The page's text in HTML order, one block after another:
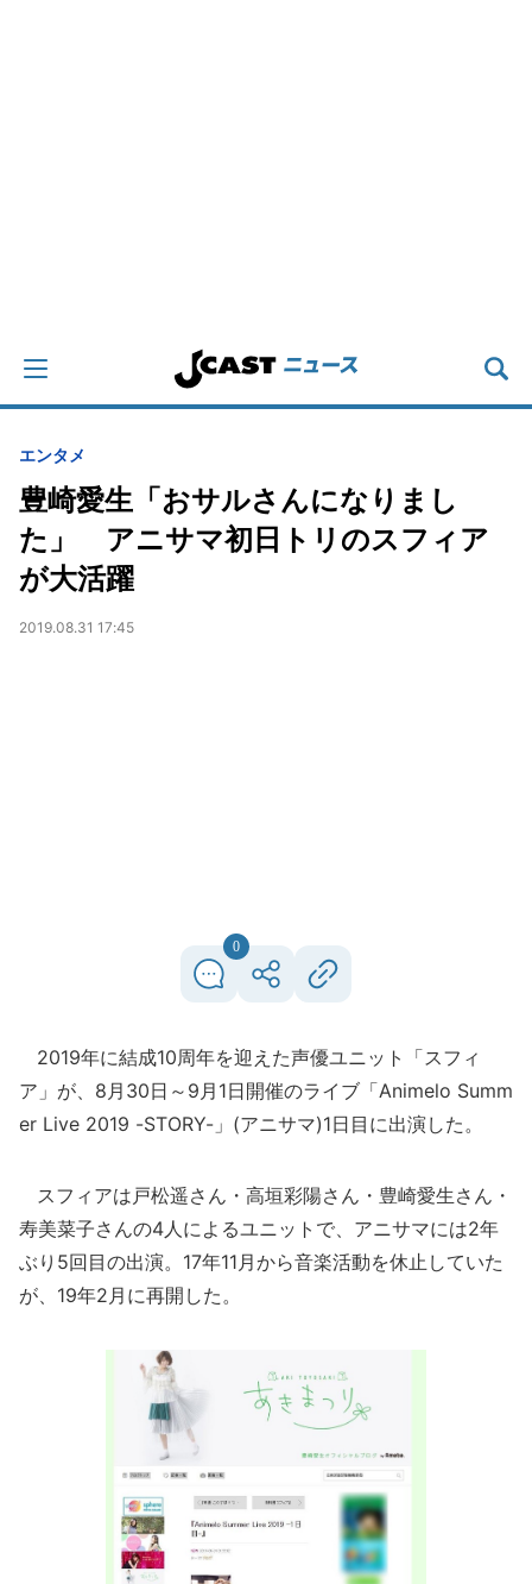
エンタメ
豊崎愛生「おサルさんになりまし
た」 アニサマ初日トリのスフィア
が大活躍
2019.08.31 17:45
0
2019年に結成10周年を迎えた声優ユニット「スフィ
ア」が、8月30日～9月1日開催のライブ「Animelo Summ
er Live 2019 -STORY-」(アニサマ)1日目に出演した。
スフィアは戸松遥さん・高垣彩陽さん・豊崎愛生さん・
寿美菜子さんの4人によるユニットで、アニサマには2年
ぶり5回目の出演。17年11月から音楽活動を休止していた
が、19年2月に再開した。